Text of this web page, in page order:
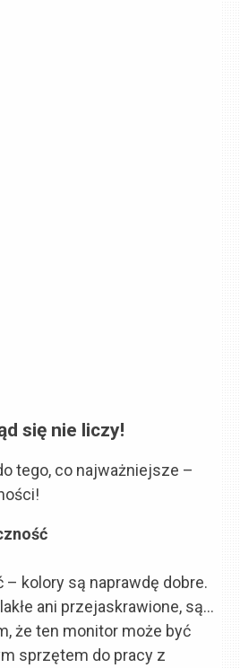
się nie liczy!
tego, co najważniejsze –
kolory są naprawdę dobre.
ani przejaskrawione, są…
że ten monitor może być
sprzętem do pracy z